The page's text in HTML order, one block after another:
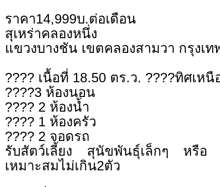
ราคา14,999บ.ต่อเดือน
สุเหร่าคลองหนึ่ง
แขวงบางชัน เขตคลองสามวา กรุงเ
???? เนื้อที่ 18.50 ตร.ว. ????ทิศเหนื
????3 ห้องนอน
???? 2 ห้องน้ำ
???? 1 ห้องครัว
???? 2 จอดรถ
รับสัตว์เลี้ยง สุนัขพันธุ์เล็กๆ หรือ
เหมาะสมไม่เกิน2ตัว